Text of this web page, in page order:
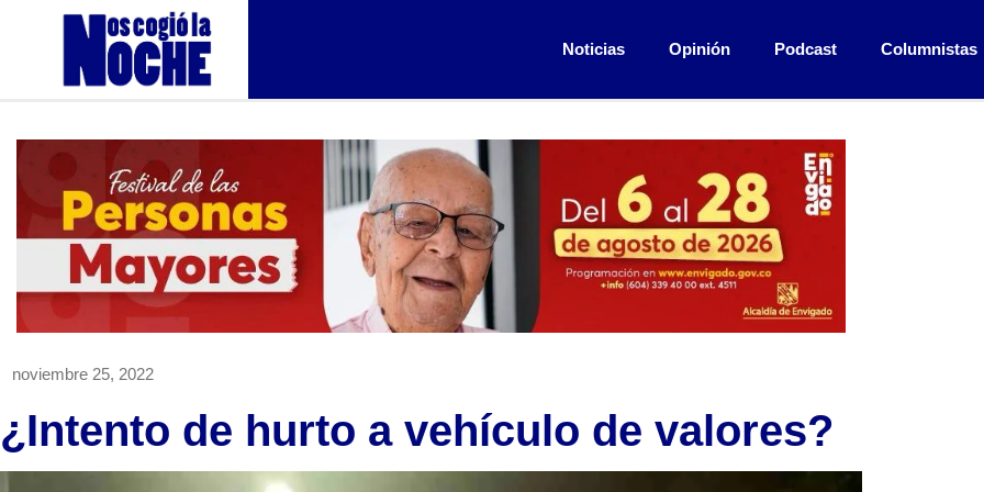
Noticias Opinión Podcast Columnistas
noviembre 25, 2022
¿Intento de hurto a vehículo de valores?